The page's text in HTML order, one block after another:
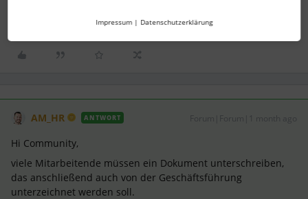
AM_HR ANTWORT
Hi Community,
viele Mitarbeitende müssen ein Dokument unterschreiben,
das anschließend auch von der Geschäftsführung
unterzeichnet werden soll.
Impressum | Datenschutzerklärung